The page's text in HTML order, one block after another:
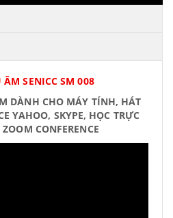
ÂM SENICC SM 008
DÀNH CHO MÁY TÍNH, HÁT
YAHOO, SKYPE, HỌC TRỰC
CONFERENCE